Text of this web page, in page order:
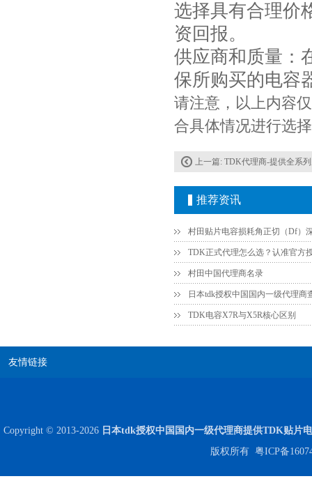
选择具有合理价
资回报。
供应商和质量：
保所购买的电容
请注意，以上内容
合具体情况进行选
上一篇: TDK代理商-提供全系
推荐资讯
村田中国代理商名录
日本tdk授权中国国内一级代理商
TDK电容X7R与X5R核心区别
友情链接
Copyright © 2013-2026 日本tdk授权中国国内一级代理商提供TDK贴片
版权所有 粤ICP备